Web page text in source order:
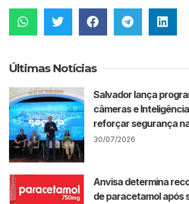
Últimas Notícias
Salvador lança
câmeras e
reforçar segurança
30/07/2026
Anvisa determina
de paracetamol após